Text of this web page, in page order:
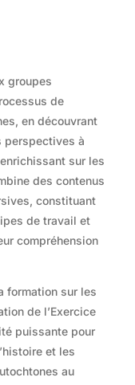
groupes
de
en découvrant
perspectives à
sur les
des contenus
constituant
de travail et
compréhension
formation sur les
de l’Exercice
puissante pour
et les
au